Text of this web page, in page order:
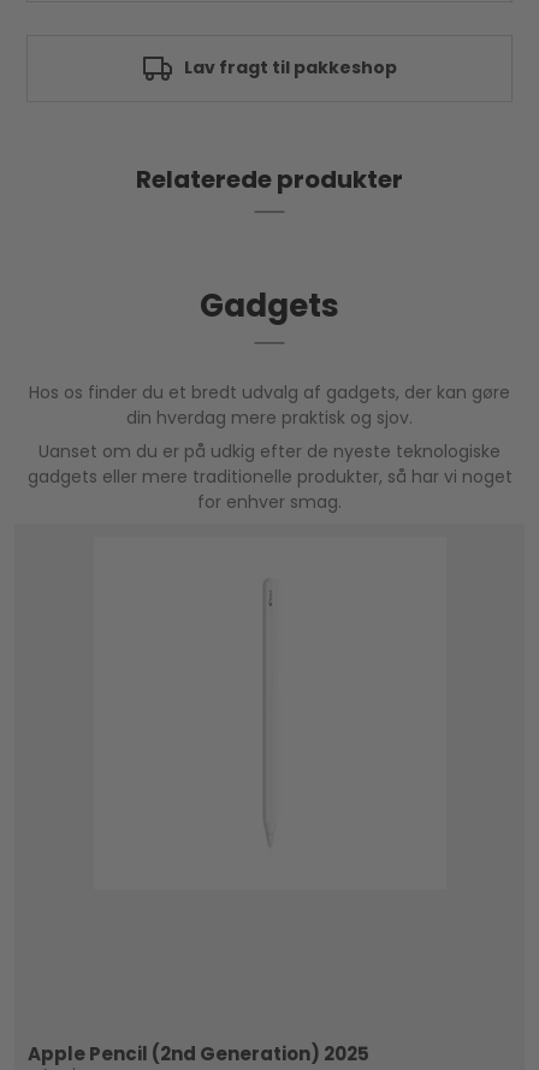
Rækkevidde: Op til 50 m
LED-indikator: Ja
Mærke: SiGN
Godkendt af e-mærket
Relaterede produkter
Gadgets
Hos os finder du et bredt udvalg af gadgets, der kan gøre
din hverdag mere praktisk og sjov.
Uanset om du er på udkig efter de nyeste teknologiske
gadgets eller mere traditionelle produkter, så har vi noget
for enhver smag.
Apple Pencil (2nd Generation) 2025